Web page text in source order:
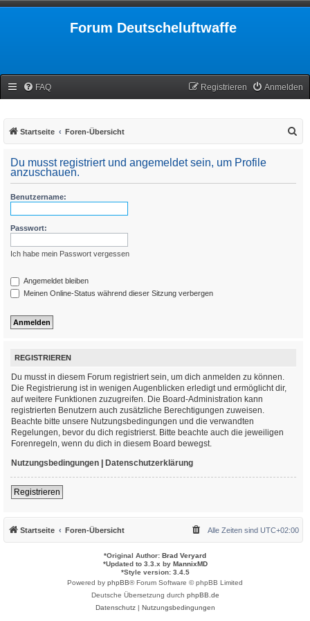
Forum Deutscheluftwaffe
FAQ Anmelden
Registrieren
Startseite Foren-Übersicht
Du musst registriert und angemeldet sein, um Profile
anzuschauen.
Benutzername:
Passwort:
Ich habe mein Passwort vergessen
Angemeldet bleiben
Meinen Online-Status während dieser Sitzung verbergen
REGISTRIEREN
Du musst in diesem Forum registriert sein, um dich anmelden zu können.
Die Registrierung ist in wenigen Augenblicken erledigt und ermöglicht dir,
auf weitere Funktionen zuzugreifen. Die Board-Administration kann
registrierten Benutzern auch zusätzliche Berechtigungen zuweisen.
Beachte bitte unsere Nutzungsbedingungen und die verwandten
Regelungen, bevor du dich registrierst. Bitte beachte auch die jeweiligen
Forenregeln, wenn du dich in diesem Board bewegst.
Nutzungsbedingungen | Datenschutzerklärung
Registrieren
Startseite Foren-Übersicht Alle Zeiten sind UTC+02:00
*Original Author: Brad Veryard
*Updated to 3.3.x by MannixMD
*Style version: 3.4.5
Powered by phpBB® Forum Software © phpBB Limited
Deutsche Übersetzung durch phpBB.de
Datenschutz| Nutzungsbedingungen